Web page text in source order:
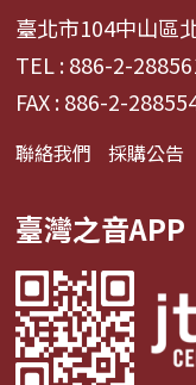
臺北市104中山區
TEL : 886-2-
FAX : 886-2-
聯絡我們 採購公告
臺灣之音APP